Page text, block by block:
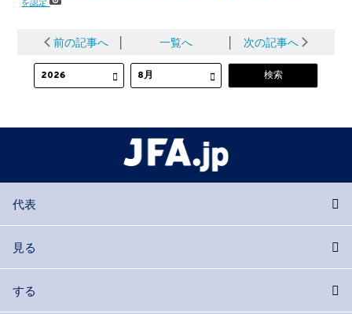
前の記事へ │ 一覧へ │ 次の記事へ
代表
見る
する